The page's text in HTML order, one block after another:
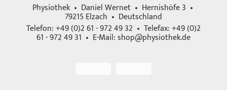
Physiothek • Daniel Wernet • Hernishöfe 3 •
79215 Elzach • Deutschland
Telefon: +49 (0)2 61 - 972 49 32 • Telefax: +49 (0)2
61 - 972 49 31 • E-Mail:shop@physiothek.de